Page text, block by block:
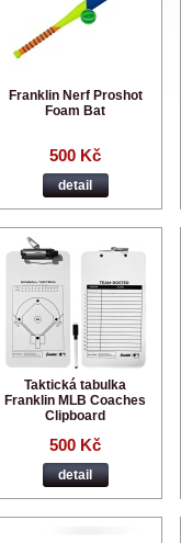
Franklin Nerf Proshot
Foam Bat
500 Kč
detail
Taktická tabulka
Franklin MLB Coaches
Clipboard
500 Kč
detail